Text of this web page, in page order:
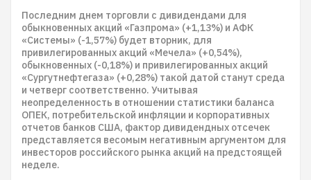
Последним днем торговли с дивидендами для
обыкновенных акций «Газпрома» (+1,13%) и АФК
«Системы» (-1,57%) будет вторник, для
привилегированных акций «Мечела» (+0,54%),
обыкновенных (-0,18%) и привилегированных акций
«Сургутнефтегаза» (+0,28%) такой датой станут среда
и четверг соответственно. Учитывая
неопределенность в отношении статистики баланса
ОПЕК, потребительской инфляции и корпоративных
отчетов банков США, фактор дивидендных отсечек
представляется весомым негативным аргументом для
инвесторов российского рынка акций на предстоящей
неделе.